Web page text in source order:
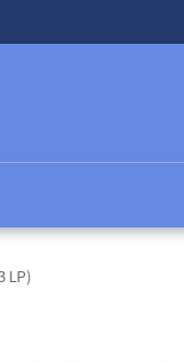
LP)